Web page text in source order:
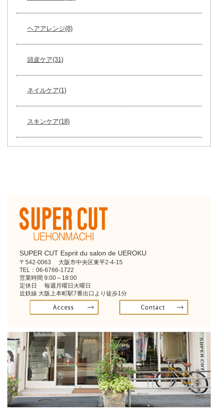
ヘアアレンジ(8)
頭皮ケア(31)
ネイルケア(1)
スキンケア(18)
SUPER CUT Esprit du salon de UEROKU
〒542-0063 大阪市中央区東平2-4-15
TEL： 06-6766-1722
営業時間 9:00～18:00
定休日 毎週月曜日火曜日
近鉄線 大阪上本町駅7番出口より徒歩1分